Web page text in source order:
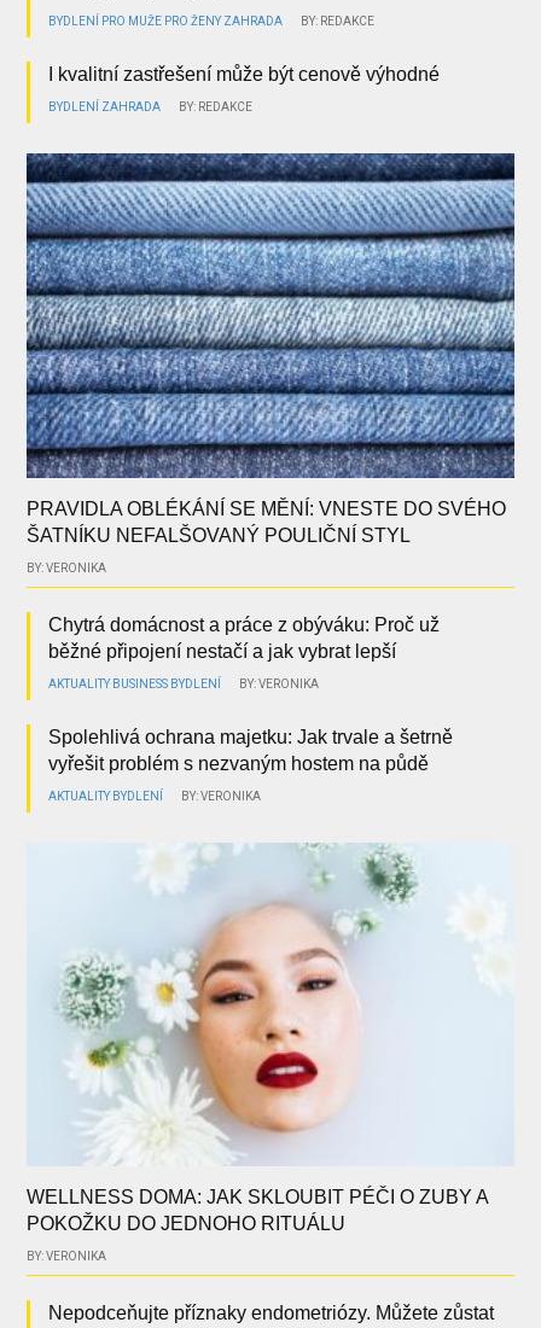
BYDLENÍ PRO MUŽE PRO ŽENY ZAHRADA BY: REDAKCE
I kvalitní zastřešení může být cenově výhodné
BYDLENÍ ZAHRADA BY: REDAKCE
PRAVIDLA OBLÉKÁNÍ SE MĚNÍ: VNESTE DO SVÉHO
ŠATNÍKU NEFALŠOVANÝ POULIČNÍ STYL
BY: VERONIKA
Chytrá domácnost a práce z obýváku: Proč už
běžné připojení nestačí a jak vybrat lepší
AKTUALITY BUSINESS BYDLENÍ BY: VERONIKA
Spolehlivá ochrana majetku: Jak trvale a šetrně
vyřešit problém s nezvaným hostem na půdě
AKTUALITY BYDLENÍ BY: VERONIKA
WELLNESS DOMA: JAK SKLOUBIT PÉČI O ZUBY A
POKOŽKU DO JEDNOHO RITUÁLU
BY: VERONIKA
Nepodceňujte příznaky endometriózy. Můžete zůstat